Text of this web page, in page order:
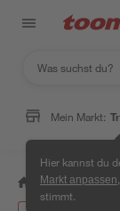
Mein Markt:
Hier kannst du
Markt anpassen
stimmt.
/ Werkstatt &